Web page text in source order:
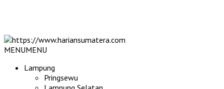
MENUMENU
Lampung
Pringsewu